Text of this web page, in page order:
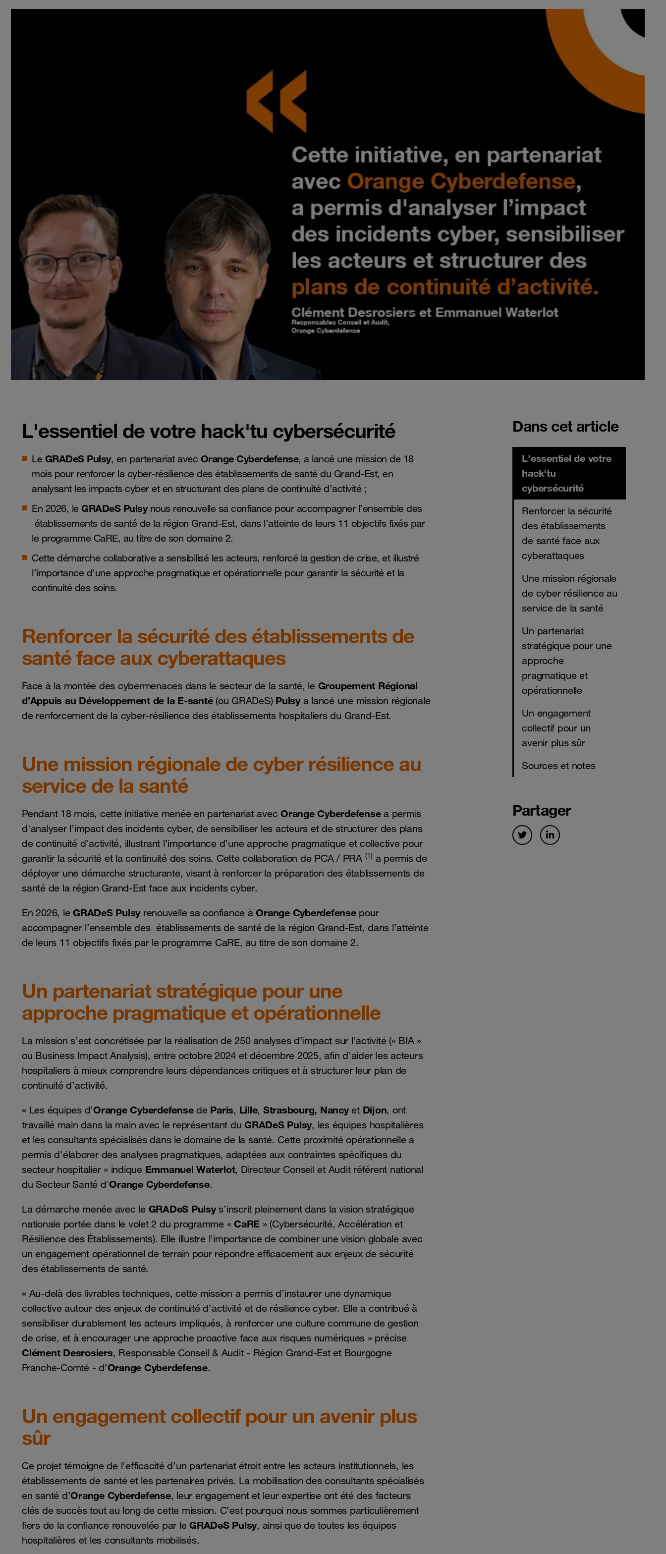
L'essentiel de votre hack'tu cybersécurité
Le GRADeS Pulsy, en partenariat avec Orange Cyberdefense, a lancé une mission de 18
mois pour renforcer la cyber-résilience des établissements de santé du Grand-Est, en
analysant les impacts cyber et en structurant des plans de continuité d’activité ;
En 2026, le GRADeS Pulsynous renouvelle sa confiance pour accompagner l’ensemble des
établissements de santé de la région Grand-Est, dans l’atteinte de leurs 11 objectifs fixés par
le programme CaRE, au titre de son domaine 2.
Cette démarche collaborative a sensibilisé les acteurs, renforcé la gestion de crise, et illustré
l’importance d’une approche pragmatique et opérationnelle pour garantir la sécurité et la
continuité des soins.
Renforcer la sécurité des établissements de
santé face aux cyberattaques
Face à la montée des cybermenaces dans le secteur de la santé, le Groupement Régional
d’Appuis au Développement de la E-santé(ou GRADeS) Pulsy a lancé une mission régionale
de renforcement de la cyber-résilience des établissements hospitaliers du Grand-Est.
Une mission régionale de cyber résilience au
service de la santé
Pendant 18 mois, cette initiative menée en partenariat avec Orange Cyberdefensea permis
d'analyser l’impact des incidents cyber, de sensibiliser les acteurs et de structurer des plans
de continuité d’activité, illustrant l’importance d’une approche pragmatique et collective pour
garantir la sécurité et la continuité des soins. Cette collaboration de PCA / PRA (1) a permis de
déployer une démarche structurante, visant à renforcer la préparation des établissements de
santé de la région Grand-Est face aux incidents cyber.
En 2026, le GRADeS Pulsyrenouvelle sa confiance àOrange Cyberdefensepour
accompagner l’ensemble des établissements de santé de la région Grand-Est, dans l’atteinte
de leurs 11 objectifs fixés par le programme CaRE, au titre de son domaine 2.
Un partenariat stratégique pour une
approche pragmatique et opérationnelle
La mission s’est concrétisée par la réalisation de 250 analyses d’impact sur l’activité (« BIA »
ou Business Impact Analysis), entre octobre 2024 et décembre 2025, afin d’aider les acteurs
hospitaliers à mieux comprendre leurs dépendances critiques et à structurer leur plan de
continuité d’activité.
« Les équipes d’Orange Cyberdefensede Paris, Lille, Strasbourg, Nancyet Dijon, ont
travaillé main dans la main avec le représentant du GRADeS Pulsy, les équipes hospitalières
et les consultants spécialisés dans le domaine de la santé. Cette proximité opérationnelle a
permis d’élaborer des analyses pragmatiques, adaptées aux contraintes spécifiques du
secteur hospitalier » indique Emmanuel Waterlot, Directeur Conseil et Audit référent national
du Secteur Santé d'Orange Cyberdefense.
La démarche menée avec le GRADeS Pulsys’inscrit pleinement dans la vision stratégique
nationale portée dans le volet 2 du programme « CaRE » (Cybersécurité, Accélération et
Résilience des Établissements). Elle illustre l’importance de combiner une vision globale avec
un engagement opérationnel de terrain pour répondre efficacement aux enjeux de sécurité
des établissements de santé.
« Au-delà des livrables techniques, cette mission a permis d’instaurer une dynamique
collective autour des enjeux de continuité d’activité et de résilience cyber. Elle a contribué à
sensibiliser durablement les acteurs impliqués, à renforcer une culture commune de gestion
de crise, et à encourager une approche proactive face aux risques numériques » précise
Clément Desrosiers, Responsable Conseil & Audit - Région Grand-Est et Bourgogne
Franche-Comté - d’Orange Cyberdefense.
Un engagement collectif pour un avenir plus
sûr
Ce projet témoigne de l’efficacité d’un partenariat étroit entre les acteurs institutionnels, les
établissements de santé et les partenaires privés. La mobilisation des consultants spécialisés
en santé d’Orange Cyberdefense, leur engagement et leur expertise ont été des facteurs
clés de succès tout au long de cette mission. C’est pourquoi nous sommes particulièrement
fiers de la confiance renouvelée par le GRADeS Pulsy, ainsi que de toutes les équipes
hospitalières et les consultants mobilisés.
Dans cet article
L'essentiel de votre
hack'tu
cybersécurité
Renforcer la sécurité
des établissements
de santé face aux
cyberattaques
Une mission régionale
de cyber résilience au
service de la santé
Un partenariat
stratégique pour une
approche
pragmatique et
opérationnelle
Un engagement
collectif pour un
avenir plus sûr
Sources et notes
Partager